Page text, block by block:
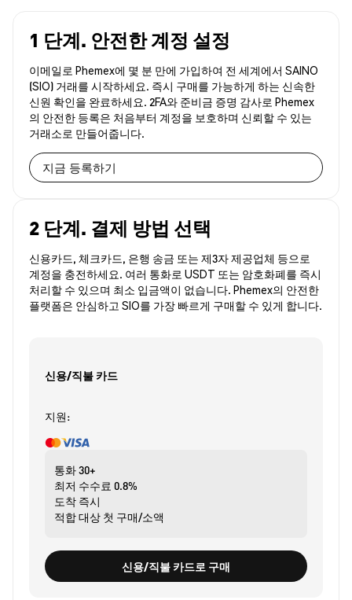
1 단계. 안전한 계정 설정
이메일로 Phemex에 몇 분 만에 가입하여 전 세계에서 SAINO
(SIO) 거래를 시작하세요. 즉시 구매를 가능하게 하는 신속한
신원 확인을 완료하세요. 2FA와 준비금 증명 감사로 Phemex
의 안전한 등록은 처음부터 계정을 보호하며 신뢰할 수 있는
거래소로 만들어줍니다.
지금 등록하기
2 단계. 결제 방법 선택
신용카드, 체크카드, 은행 송금 또는 제3자 제공업체 등으로
계정을 충전하세요. 여러 통화로 USDT 또는 암호화폐를 즉시
처리할 수 있으며 최소 입금액이 없습니다. Phemex의 안전한
플랫폼은 안심하고 SIO를 가장 빠르게 구매할 수 있게 합니다.
신용/직불 카드
지원:
통화30+
최저 수수료 0.8%
도착 즉시
적합 대상 첫 구매/소액
신용/직불 카드로 구매